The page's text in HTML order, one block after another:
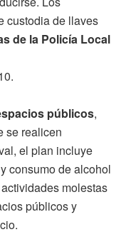
custodia de llaves
de la Policía Local
públicos,
se realicen
el plan incluye
consumo de alcohol
molestas
públicos y